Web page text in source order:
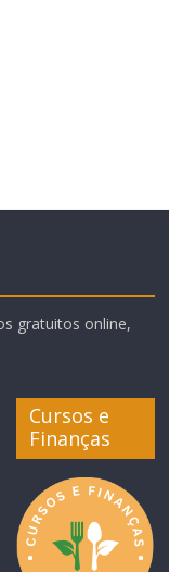
gratuitos online,
Cursos e
Finanças